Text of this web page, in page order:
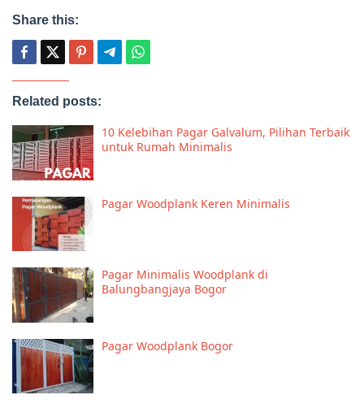
Share this:
Related posts:
10 Kelebihan Pagar Galvalum, Pilihan Terbaik
untuk Rumah Minimalis
Pagar Woodplank Keren Minimalis
Pagar Minimalis Woodplank di
Balungbangjaya Bogor
Pagar Woodplank Bogor